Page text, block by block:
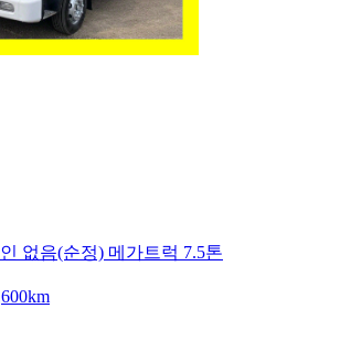
없음(순정) 메가트럭 7.5톤